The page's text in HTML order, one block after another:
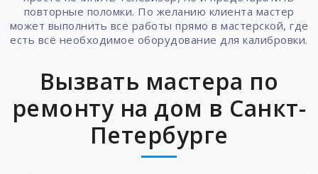
повторные поломки. По желанию клиента мастер
может выполнить все работы прямо в мастерской, где
есть всё необходимое оборудование для калибровки.
Вызвать мастера по
ремонту на дом в Санкт-
Петербурге